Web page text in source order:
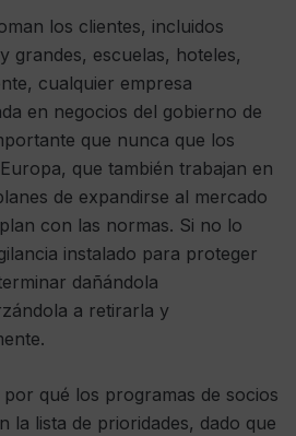
los clientes, incluidos
grandes, escuelas, hoteles,
cualquier empresa
en negocios del gobierno de
que nunca que los
que también trabajan en
de expandirse al mercado
con las normas. Si no lo
instalado para proteger
dañándola
a retirarla y
qué los programas de socios
la lista de prioridades, dado que